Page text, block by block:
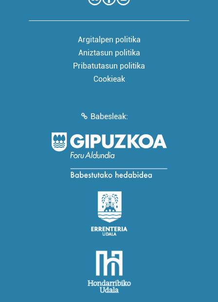
Argitalpen politika
Aniztasun politika
Pribatutasun politika
Cookieak
Babesleak: